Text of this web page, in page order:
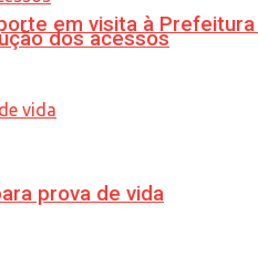
em visita à
prova de vida
dos acessos